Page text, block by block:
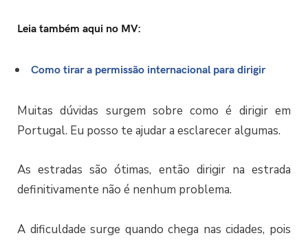
Leia também aqui no MV:
Como tirar a permissão internacional para dirigir
Muitas dúvidas surgem sobre como é dirigir em
Portugal. Eu posso te ajudar a esclarecer algumas.
As estradas são ótimas, então dirigir na estrada
definitivamente não é nenhum problema.
A dificuldade surge quando chega nas cidades, pois